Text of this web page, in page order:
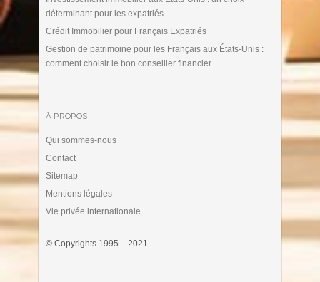
déterminant pour les expatriés
Crédit Immobilier pour Français Expatriés
Gestion de patrimoine pour les Français aux États-Unis :
comment choisir le bon conseiller financier
À PROPOS
Qui sommes-nous
Contact
Sitemap
Mentions légales
Vie privée internationale
© Copyrights 1995 – 2021